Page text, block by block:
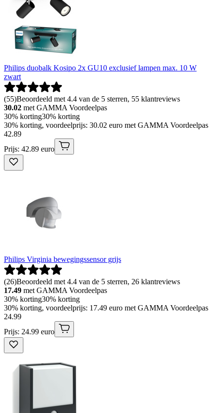
Philips duobalk Kosipo 2x GU10 exclusief lampen max. 10 W
zwart
(55)Beoordeeld met 4.4 van de 5 sterren, 55 klantreviews
30.02 met GAMMA Voordeelpas
30% korting30% korting
30% korting, voordeelprijs: 30.02 euro met GAMMA Voordeelpas
42.89
Prijs: 42.89 euro
Philips Virginia bewegingssensor grijs
(26)Beoordeeld met 4.4 van de 5 sterren, 26 klantreviews
17.49 met GAMMA Voordeelpas
30% korting30% korting
30% korting, voordeelprijs: 17.49 euro met GAMMA Voordeelpas
24.99
Prijs: 24.99 euro